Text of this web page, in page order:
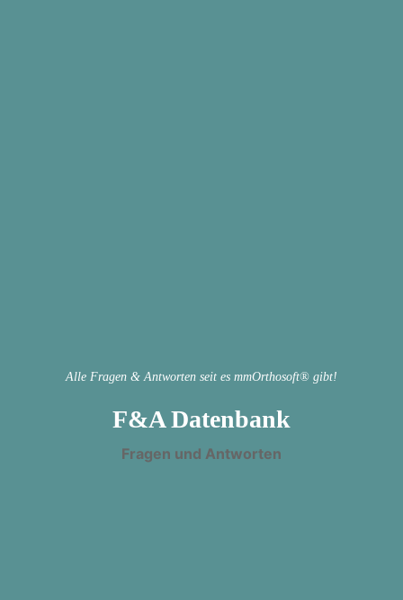
Alle Fragen & Antworten seit es mmOrthosoft® gibt!
F&A Datenbank
Fragen und Antworten